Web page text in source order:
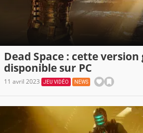
Dead Space : cette
disponible sur PC
11 avril 2023 JEU VIDÉO NEWS